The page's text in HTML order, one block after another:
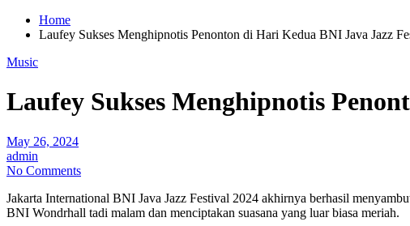
Home
Laufey Sukses Menghipnotis Penonton di Hari Kedua BNI Java Jazz
Music
Laufey Sukses Menghipnotis
May 26, 2024
admin
No Comments
Jakarta International BNI Java Jazz Festival 2024 akhirnya berhasil
BNI Wondrhall tadi malam dan menciptakan suasana yang luar biasa meriah.